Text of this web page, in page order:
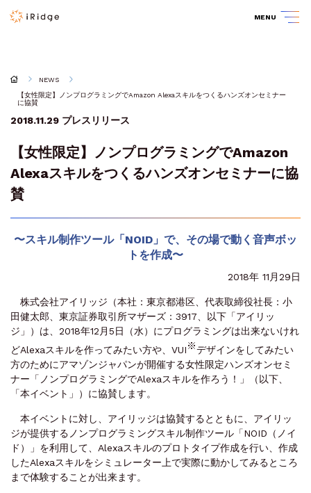
MENU
NEWS
【女性限定】ノンプログラミングでAmazon Alexaスキルをつくるハンズオンセミナー
に協賛
2018.11.29 プレスリリース
【女性限定】ノンプログラミングでAmazon
Alexaスキルをつくるハンズオンセミナーに協
賛
〜スキル制作ツール「NOID」で、その場で動く音声ボッ
トを作成〜
2018年 11月29日
株式会社アイリッジ（本社：東京都港区、代表取締役社長：小
田健太郎、東京証券取引所マザーズ：3917、以下「アイリッ
ジ」）は、2018年12月5日（水）にプログラミングは出来ないけれ
どAlexaスキルを作ってみたい方や、VUI※デザインをしてみたい
方のためにアマゾンジャパンが開催する女性限定ハンズオンセミ
ナー「ノンプログラミングでAlexaスキルを作ろう！」（以下、
「本イベント」）に協賛します。
本イベントに対し、アイリッジは協賛するとともに、アイリッ
ジが提供するノンプログラミングスキル制作ツール「NOID（ノイ
ド）」を利用して、Alexaスキルのプロトタイプ作成を行い、作成
したAlexaスキルをシミュレーター上で実際に動かしてみるところ
まで体験することが出来ます。